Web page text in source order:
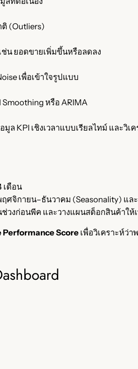
(Outliers)
ช่น ยอดขายเพิ่มขึ้นหรือลดลง
เพื่อเข้าใจรูปแบบ
หรือ ARIMA
มูล KPI เชิงเวลาแบบเรียลไทม์ และวิ
เดือน
ศจิกายน–ธันวาคม (Seasonality) แล
งก่อนพีค และวางแผนสต็อกสินค้าให้
Performance Scoreเพื่อวิเคราะห์ว่